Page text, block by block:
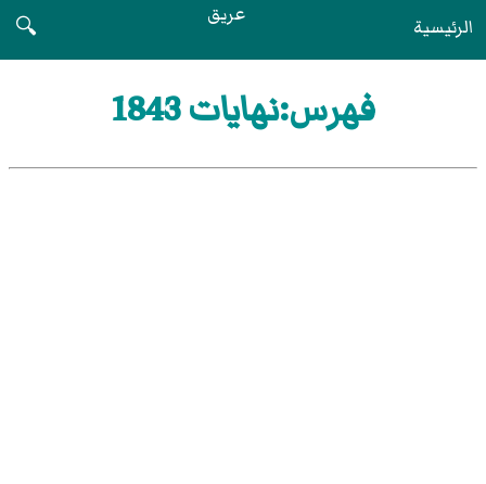
الرئيسية عريق
🔍
فهرس:نهايات 1843